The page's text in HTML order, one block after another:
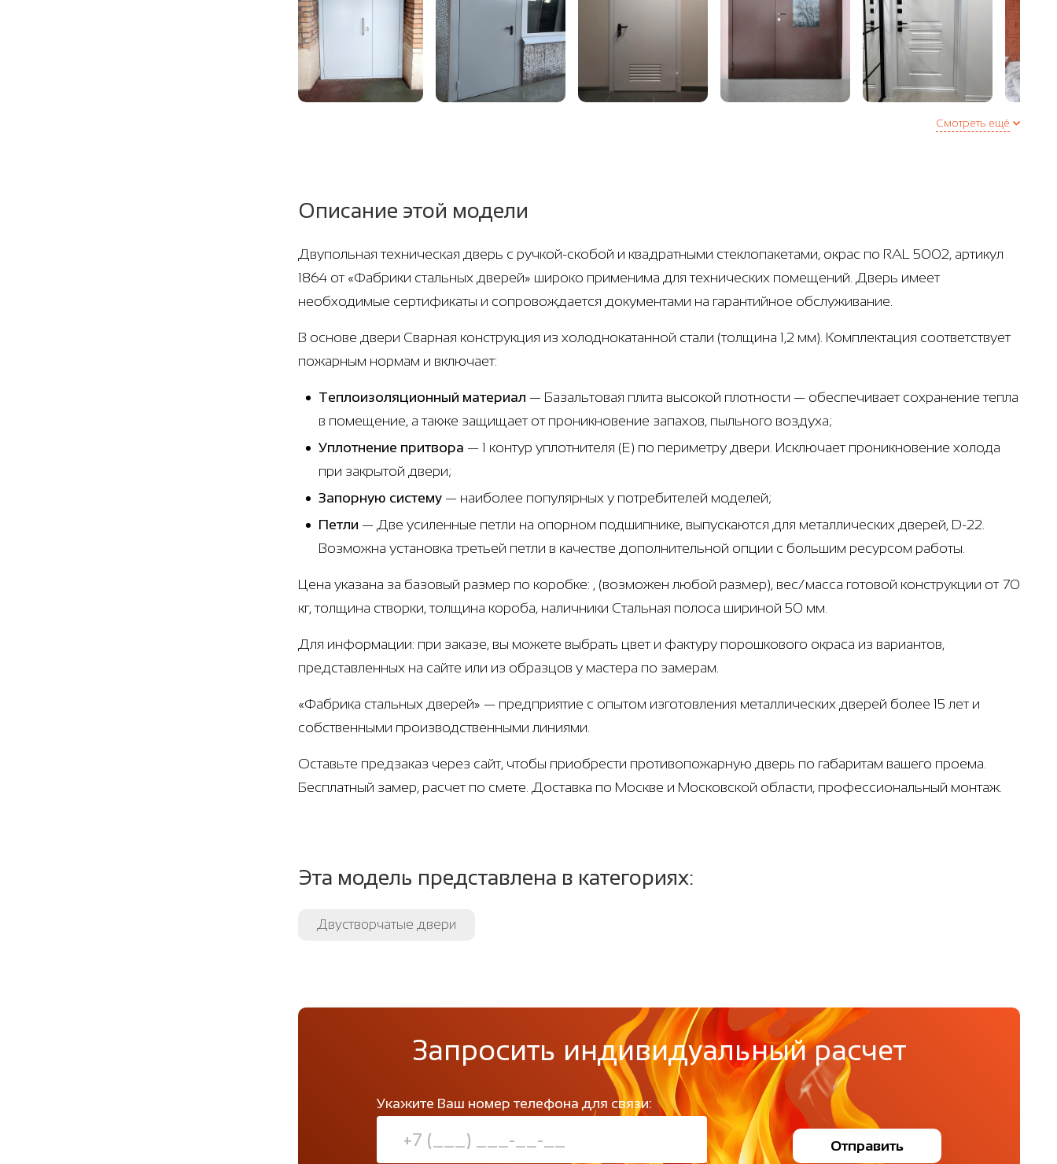
Смотреть ещё
Описание этой модели
Двупольная техническая дверь с ручкой-скобой и квадратными стеклопакетами, окрас по RAL 5002, артикул
1864 от «Фабрики стальных дверей» широко применима для технических помещений. Дверь имеет
необходимые сертификаты и сопровождается документами на гарантийное обслуживание.
В основе двери Сварная конструкция из холоднокатанной стали (толщина 1,2 мм). Комплектация соответствует
пожарным нормам и включает:
Теплоизоляционный материал — Базальтовая плита высокой плотности — обеспечивает сохранение тепла
в помещение, а также защищает от проникновение запахов, пыльного воздуха;
Уплотнение притвора — 1 контур уплотнителя (Е) по периметру двери. Исключает проникновение холода
при закрытой двери;
Запорную систему — наиболее популярных у потребителей моделей;
Петли — Две усиленные петли на опорном подшипнике, выпускаются для металлических дверей, D-22.
Возможна установка третьей петли в качестве дополнительной опции с большим ресурсом работы.
Цена указана за базовый размер по коробке: , (возможен любой размер), вес/масса готовой конструкции от 70
кг, толщина створки, толщина короба, наличники Стальная полоса шириной 50 мм.
Для информации: при заказе, вы можете выбрать цвет и фактуру порошкового окраса из вариантов,
представленных на сайте или из образцов у мастера по замерам.
«Фабрика стальных дверей» — предприятие с опытом изготовления металлических дверей более 15 лет и
собственными производственными линиями.
Оставьте предзаказ через сайт, чтобы приобрести противопожарную дверь по габаритам вашего проема.
Бесплатный замер, расчет по смете. Доставка по Москве и Московской области, профессиональный монтаж.
Эта модель представлена в категориях:
Двустворчатые двери
Запросить индивидуальный расчет
Укажите Ваш номер телефона для связи:
Отправить